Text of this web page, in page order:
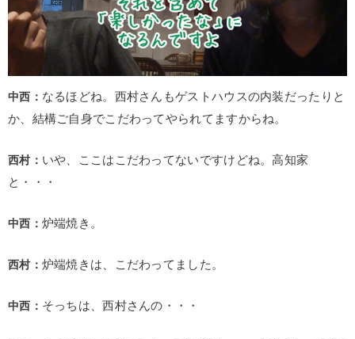
中西： なるほどね。西村さんもゲストハウスの内装だったりと
か、結構ご自身でこだわってやられてますからね。
西村： いや、ここはこだわってないですけどね。高知家
と・・・
中西： 炉端焼き。
西村： 炉端焼きは、こだわってました。
中西： そっちは、西村さんの・・・